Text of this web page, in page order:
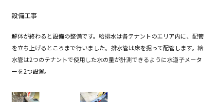
設備工事
解体が終わると設備の整備です。給排水は各テナントのエリア内に、配管
を立ち上げるところまで行いました。排水管は床を掘って配管します。給
水管は2つのテナントで使用した水の量が計測できるように水道子メータ
ーを2つ設置。